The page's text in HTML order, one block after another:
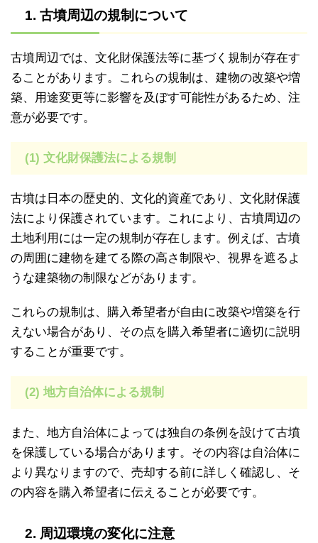
1. 古墳周辺の規制について
古墳周辺では、文化財保護法等に基づく規制が存在す
ることがあります。これらの規制は、建物の改築や増
築、用途変更等に影響を及ぼす可能性があるため、注
意が必要です。
(1) 文化財保護法による規制
古墳は日本の歴史的、文化的資産であり、文化財保護
法により保護されています。これにより、古墳周辺の
土地利用には一定の規制が存在します。例えば、古墳
の周囲に建物を建てる際の高さ制限や、視界を遮るよ
うな建築物の制限などがあります。
これらの規制は、購入希望者が自由に改築や増築を行
えない場合があり、その点を購入希望者に適切に説明
することが重要です。
(2) 地方自治体による規制
また、地方自治体によっては独自の条例を設けて古墳
を保護している場合があります。その内容は自治体に
より異なりますので、売却する前に詳しく確認し、そ
の内容を購入希望者に伝えることが必要です。
2. 周辺環境の変化に注意